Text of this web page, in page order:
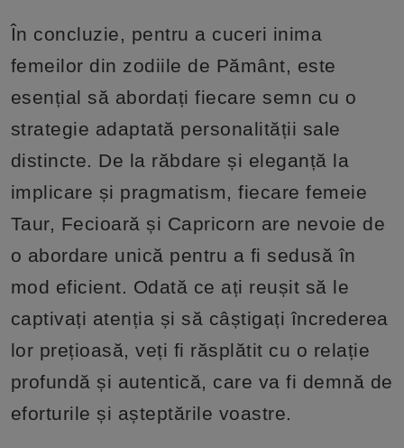
În concluzie, pentru a cuceri inima
femeilor din zodiile de Pământ, este
esențial să abordați fiecare semn cu o
strategie adaptată personalității sale
distincte. De la răbdare și eleganță la
implicare și pragmatism, fiecare femeie
Taur, Fecioară și Capricorn are nevoie de
o abordare unică pentru a fi sedusă în
mod eficient. Odată ce ați reușit să le
captivați atenția și să câștigați încrederea
lor prețioasă, veți fi răsplătit cu o relație
profundă și autentică, care va fi demnă de
eforturile și așteptările voastre.